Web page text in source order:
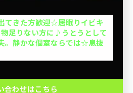
乾燥肌 アレルギー 皮脂
11月 11月限定 60代
パ 治療 エイジング
時間限定 タイムセール
ン一覧はこちら
てきた方歓迎☆居眠りイビキ
足りない方に♪うとうとして
。静かな個室ならでは☆息抜
合わせはこちら
合わせはこちら